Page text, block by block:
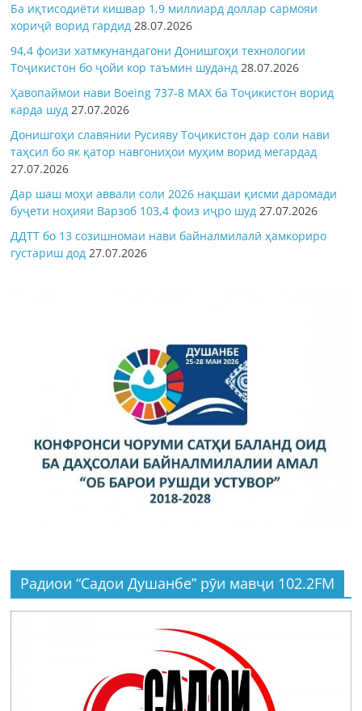
Ба иқтисодиёти кишвар 1,9 миллиард доллар сармояи
хориҷӣ ворид гардид 28.07.2026
94,4 фоизи хатмкунандагони Донишгоҳи технологии
Тоҷикистон бо ҷойи кор таъмин шуданд 28.07.2026
Ҳавопаймои нави Boeing 737-8 MAX ба Тоҷикистон ворид
карда шуд 27.07.2026
Донишгоҳи славянии Русияву Тоҷикистон дар соли нави
таҳсил бо як қатор навгониҳои муҳим ворид мегардад
27.07.2026
Дар шаш моҳи аввали соли 2026 нақшаи қисми даромади
буҷети ноҳияи Варзоб 103,4 фоиз иҷро шуд 27.07.2026
ДДТТ бо 13 созишномаи нави байналмилалӣ ҳамкориро
густариш дод 27.07.2026
Радиои “Садои Душанбе” рӯи мавҷи 102.2FM